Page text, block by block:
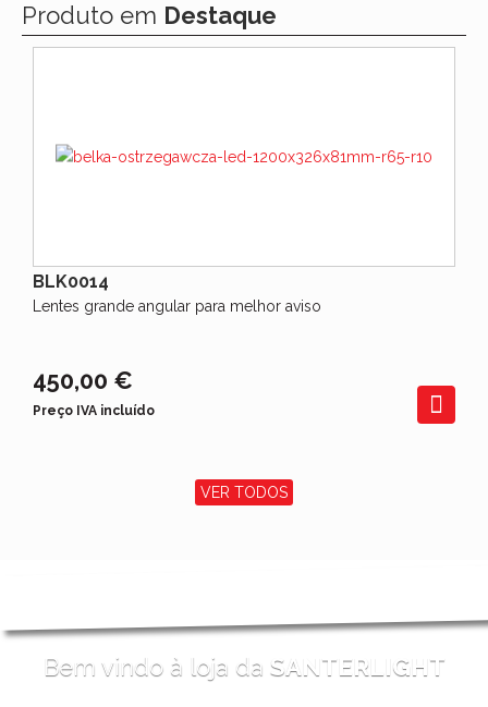
Produto em Destaque
BLK0014
Lentes grande angular para melhor aviso
450,00 €
Preço IVA incluído
VER TODOS
Bem vindo à loja da SANTERLIGHT